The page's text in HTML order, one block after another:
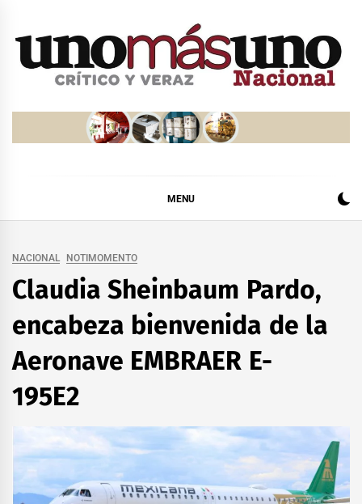
MENU
NACIONAL NOTIMOMENTO
Claudia Sheinbaum Pardo,
encabeza bienvenida de la
Aeronave EMBRAER E-